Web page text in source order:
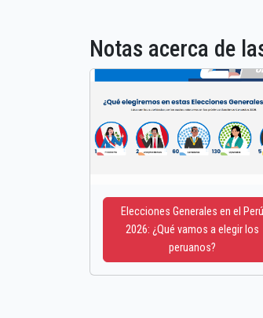
Notas acerca de
Elecciones Generales en el Perú
2026: ¿Qué vamos a elegir los
peruanos?